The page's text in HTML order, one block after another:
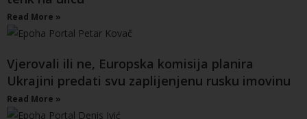
Read More »
Vjerovali ili ne, Europska komisija planira
Ukrajini predati svu zaplijenjenu rusku imovinu
Read More »